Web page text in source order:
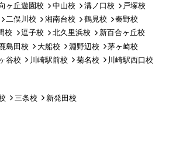
ヶ丘遊園校 中山校 溝ノ口校
戸塚校
二俣川校 湘南台校 鶴見校
秦野校
校 逗子校 北久里浜校
新百合ヶ丘校
鹿島田校 大船校 淵野辺校
茅ヶ崎校
谷校 川崎駅前校 菊名校 川崎駅西口校
三条校 新発田校